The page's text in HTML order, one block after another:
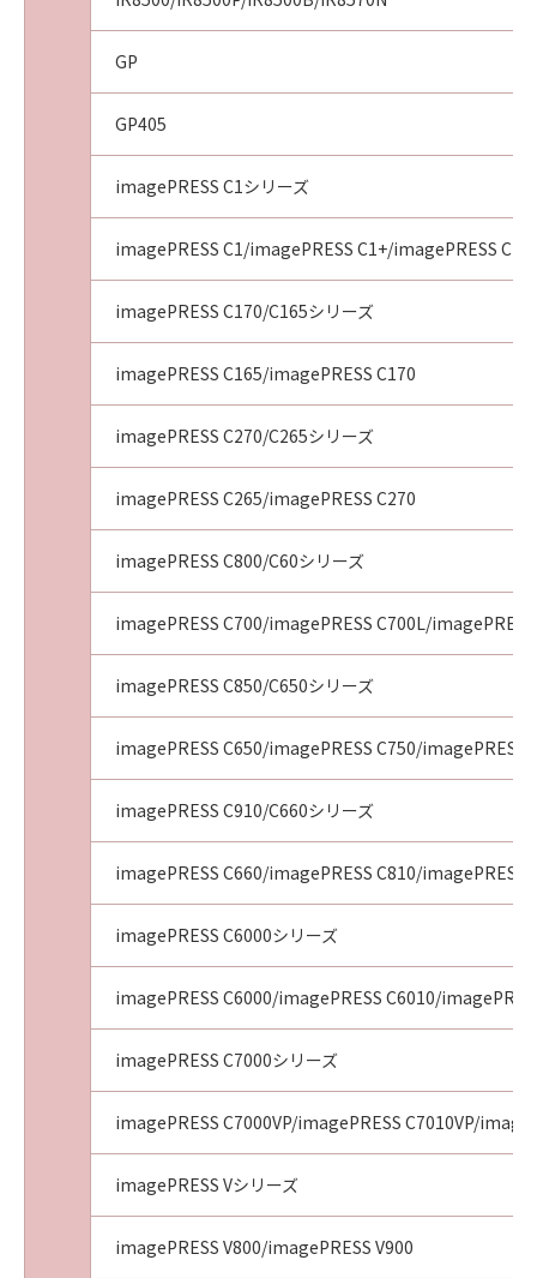
GP
GP405
imagePRESS C1シリーズ
imagePRESS C1/imagePRESS C1+/imagePRESS
imagePRESS C170/C165シリーズ
imagePRESS C165/imagePRESS C170
imagePRESS C270/C265シリーズ
imagePRESS C265/imagePRESS C270
imagePRESS C800/C60シリーズ
imagePRESS C700/imagePRESS C700L/
imagePRESS C850/C650シリーズ
imagePRESS C650/imagePRESS C750/imagePRESS
imagePRESS C910/C660シリーズ
imagePRESS C660/imagePRESS C810/imagePRESS
imagePRESS C6000シリーズ
imagePRESS C6000/imagePRESS C6010/
imagePRESS C7000シリーズ
imagePRESS C7000VP/imagePRESS C7010VP/
imagePRESS Vシリーズ
imagePRESS V800/imagePRESS V900